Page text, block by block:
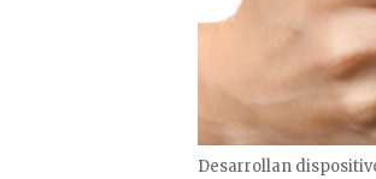
Desarrollan